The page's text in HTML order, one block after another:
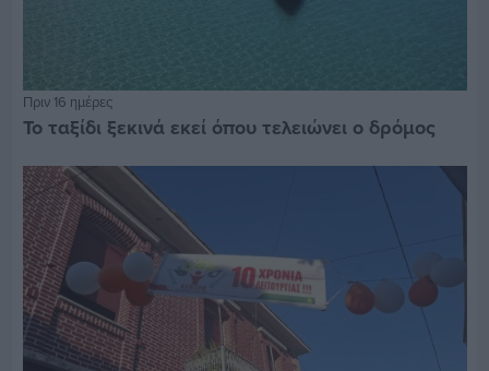
Πριν 16 ημέρες
Το ταξίδι ξεκινά εκεί όπου τελειώνει ο δρόμος